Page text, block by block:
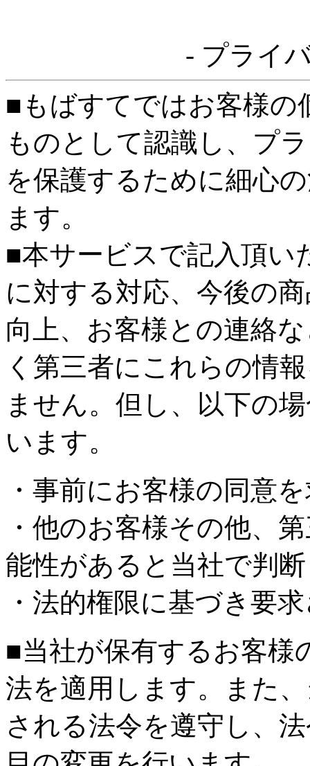
- プライ
■もばすてではお客様の
ものとして認識し、プ
を保護するために細心
ます。
■本サービスで記入頂い
に対する対応、今後の
向上、お客様との連絡
く第三者にこれらの情
ません。但し、以下の
います。
・事前にお客様の同意
・他のお客様その他、
能性があると当社で判
・法的権限に基づき要
■当社が保有するお客様
法を適用します。また
される法令を遵守し、